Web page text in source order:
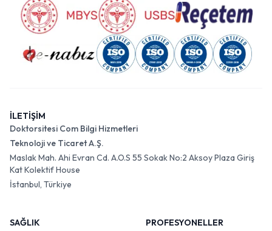
İLETİŞİM
Doktorsitesi Com Bilgi Hizmetleri
Teknoloji ve Ticaret A.Ş.
Maslak Mah. Ahi Evran Cd. A.O.S 55 Sokak No:2 Aksoy Plaza Giriş
Kat Kolektif House
İstanbul, Türkiye
SAĞLIK
PROFESYONELLER